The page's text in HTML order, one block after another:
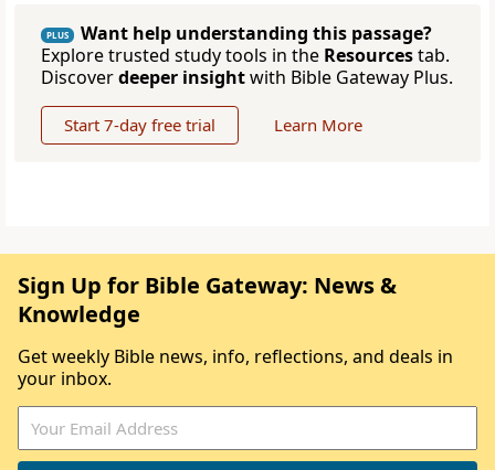
PLUS
Want help understanding this passage?
Explore trusted study tools in the Resourcestab.
Discoverdeeper insightwith Bible Gateway Plus.
Start 7-day free trial Learn More
Sign Up for Bible Gateway: News &
Knowledge
Get weekly Bible news, info, reflections, and deals in
your inbox.